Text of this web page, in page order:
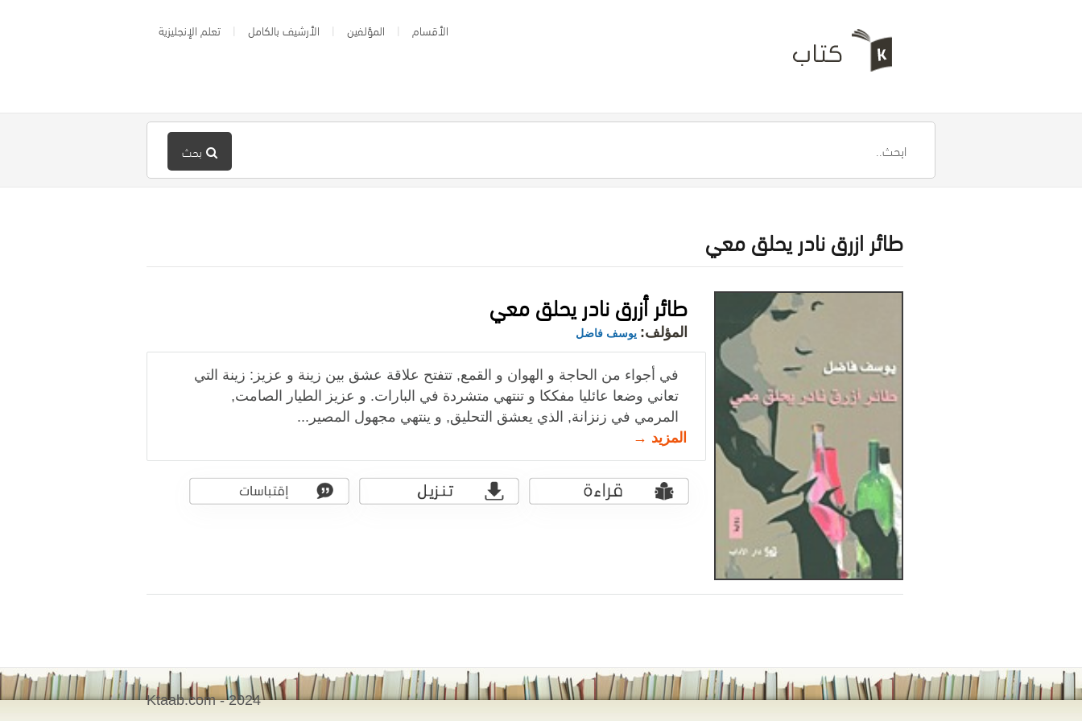
الأقسام المؤلفين الأرشيف بالكامل تعلم الإنجليزية
بحث
طائر ازرق نادر يحلق معي
طائر أزرق نادر يحلق معي
المؤلف: يوسف فاضل
في أجواء من الحاجة و الهوان و القمع, تتفتح علاقة عشق بين زينة و عزيز: زينة التي
تعاني وضعا عائليا مفككا و تنتهي متشردة في البارات. و عزيز الطيار الصامت,
المرمي في زنزانة, الذي يعشق التحليق, و ينتهي مجهول المصير...
المزيد →
Ktaab.com - 2024